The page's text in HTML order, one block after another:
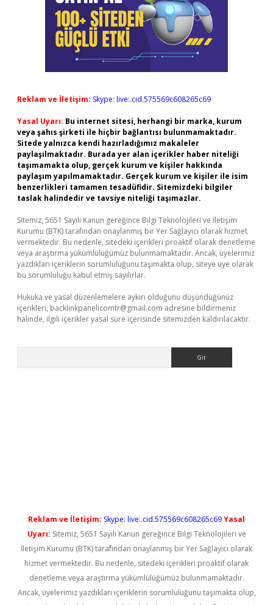
Reklam ve İletişim: Skype: live:.cid.575569c608265c69
Yasal Uyarı: Bu internet sitesi, herhangi bir marka, kurum
veya şahıs şirketi ile hiçbir bağlantısı bulunmamaktadır.
Sitede yalnızca kendi hazırladığımız makaleler
paylaşılmaktadır. Burada yer alan içerikler haber niteliği
taşımamakta olup, gerçek kurum ve kişiler hakkında
paylaşım yapılmamaktadır. Gerçek kurum ve kişiler ile isim
benzerlikleri tamamen tesadüfidir. Sitemizdeki bilgiler
taslak halindedir ve tavsiye niteliği taşımazlar.
Sitemiz, 5651 Sayılı Kanun gereğince Bilgi Teknolojileri ve İletişim
Kurumu (BTK) tarafından onaylanmış bir Yer Sağlayıcı olarak hizmet
vermektedir. Bu nedenle, sitedeki içerikleri proaktif olarak denetleme
veya araştırma yükümlülüğümüz bulunmamaktadır. Ancak, üyelerimiz
yazdıkları içeriklerin sorumluluğunu taşımakta olup, siteye üye olarak
bu sorumluluğu kabul etmiş sayılırlar.
Hukuka ve yasal düzenlemelere aykırı olduğunu düşündüğünüz
içerikleri, backlinkpanelicomtr@gmail.com adresine bildirmeniz
halinde, ilgili içerikler yasal süre içerisinde sitemizden kaldırılacaktır.
Reklam ve İletişim: Skype: live:.cid.575569c608265c69Yasal
Uyarı: Sitemiz, 5651 Sayılı Kanun gereğince Bilgi Teknolojileri ve
İletişim Kurumu (BTK) tarafından onaylanmış bir Yer Sağlayıcı olarak
hizmet vermektedir. Bu nedenle, sitedeki içerikleri proaktif olarak
denetleme veya araştırma yükümlülüğümüz bulunmamaktadır.
Ancak, üyelerimiz yazdıkları içeriklerin sorumluluğunu taşımakta olup,